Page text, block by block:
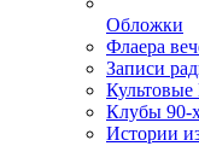
Обложки
Флаера
Записи
Культовые
Клубы 90-
Истории